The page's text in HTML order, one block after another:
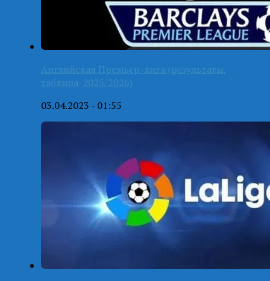
Английская Премьер-лига (результаты,
таблица-2025/2026)
03.04.2023 - 01:55